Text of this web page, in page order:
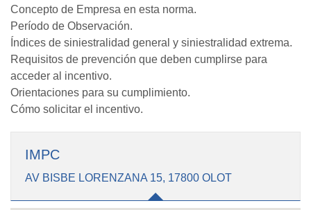
Concepto de Empresa en esta norma.
Período de Observación.
Índices de siniestralidad general y siniestralidad extrema.
Requisitos de prevención que deben cumplirse para
acceder al incentivo.
Orientaciones para su cumplimiento.
Cómo solicitar el incentivo.
IMPC
AV BISBE LORENZANA 15, 17800 OLOT